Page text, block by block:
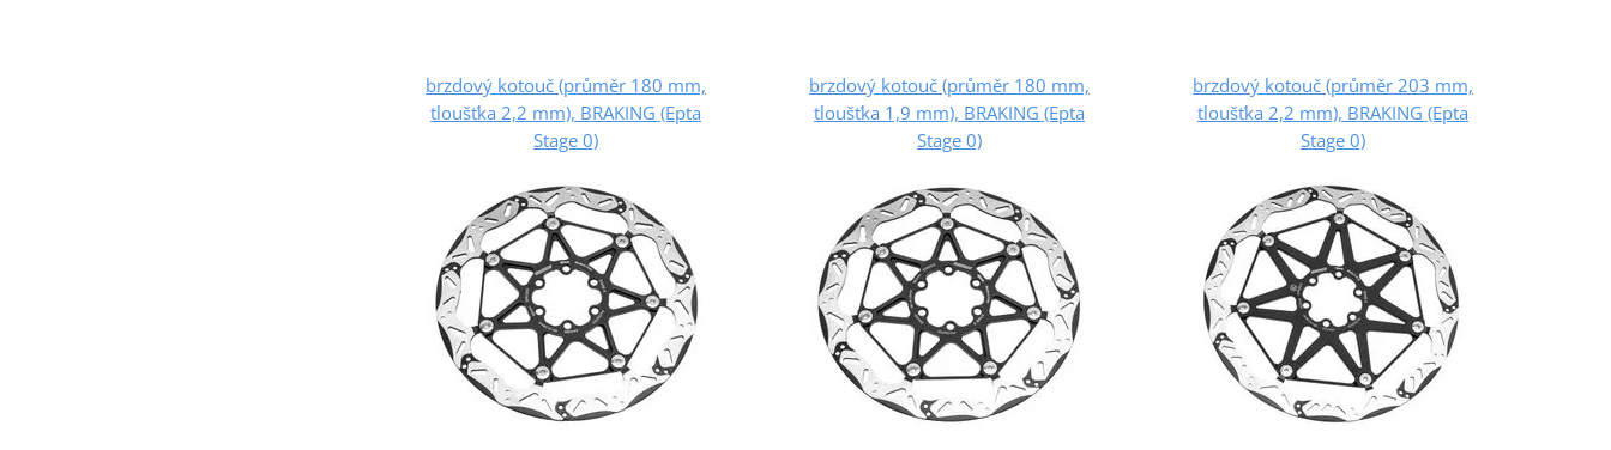
brzdový kotouč (průměr 180 mm,
tloušťka 2,2 mm), BRAKING (Epta
Stage 0)
brzdový kotouč (průměr 180 mm,
tloušťka 1,9 mm), BRAKING (Epta
Stage 0)
brzdový kotouč (průměr 203 mm,
tloušťka 2,2 mm), BRAKING (Epta
Stage 0)